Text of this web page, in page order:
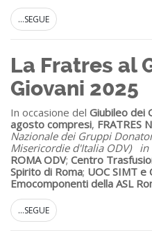
...SEGUE
La Fratres al
Giovani 2025
In occasione del Giubileo dei
agosto compresi, FRATRES
Nazionale dei Gruppi
Misericordie d'Italia ODV)
in
ROMA ODV; Centro
Spirito di Roma; UOC SIMT
Emocomponenti della ASL
...SEGUE